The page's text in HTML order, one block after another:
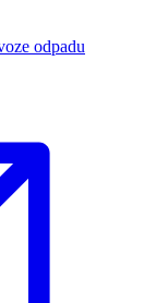
odpadu